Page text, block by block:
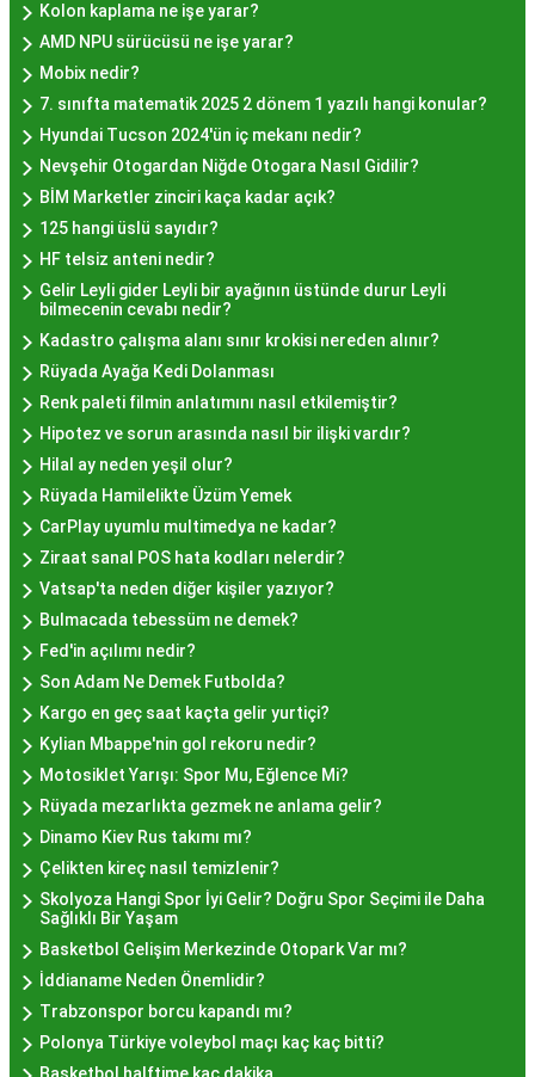
pastane, hayır lokması sunmaktadır. Geleneksel
tatları sevenler için Sultanahmet, Eminönü, ve
Eyüp gibi tarihi semtlerdeki lokantalarda Hayır
Lokması deneyimi daha da özel olabilir. Ayrıca,
Beyoğlu, Kadıköy, ve Beşiktaş gibi modern
semtlerde de bu lezzeti bulabilirsiniz.
Hayır Lokması Fiyatları
İstanbul'da Nasıl?
Hayır lokması fiyatları İstanbul genelinde
mekanlara ve sunulan hizmete göre değişiklik
gösterir. Genellikle porsiyon bazında satılan hayır
lokmalarının fiyatları uygun olup, lezzetin
kalitesiyle uyumlu bir deneyim sunar. İstanbul'da
farklı mekanlarda çeşitli fiyat seçeneklerini
değerlendirerek, bütçenize uygun bir hayır lokması
bulabilirsiniz.
Hayır Lokması İstanbul
Deneyiminde Nelere Dikkat
Edilmeli?
İstanbul'da hayır lokması deneyimini daha özel
kılmak için birkaç öneri:
Geleneksel Mekanları Tercih Edin:Tarihi
semtlerdeki geleneksel pastanelerde hayır
lokması deneyimi daha otantik olabilir.
Yerel Tavsiyelere Kulak Verin:İstanbul'da
yaşayanların önerilerini değerlendirerek en iyi
hayır lokması mekanlarını keşfedin.
Özel Günlerde Ziyaret Edin:
hayır organizasyonlarında, lezzet daha bir anlam
kazanır.
Kolon kaplama ne işe yarar?
AMD NPU sürücüsü ne işe yarar?
Mobix nedir?
7. sınıfta matematik 2025 2 dönem 1 yazılı hangi konular?
Hyundai Tucson 2024'ün iç mekanı nedir?
Nevşehir Otogardan Niğde Otogara Nasıl Gidilir?
BİM Marketler zinciri kaça kadar açık?
125 hangi üslü sayıdır?
HF telsiz anteni nedir?
Gelir Leyli gider Leyli bir ayağının üstünde durur Leyli
bilmecenin cevabı nedir?
Kadastro çalışma alanı sınır krokisi nereden alınır?
Rüyada Ayağa Kedi Dolanması
Renk paleti filmin anlatımını nasıl etkilemiştir?
Hipotez ve sorun arasında nasıl bir ilişki vardır?
Hilal ay neden yeşil olur?
Rüyada Hamilelikte Üzüm Yemek
CarPlay uyumlu multimedya ne kadar?
Ziraat sanal POS hata kodları nelerdir?
Vatsap'ta neden diğer kişiler yazıyor?
Bulmacada tebessüm ne demek?
Fed'in açılımı nedir?
Son Adam Ne Demek Futbolda?
Kargo en geç saat kaçta gelir yurtiçi?
Kylian Mbappe'nin gol rekoru nedir?
Motosiklet Yarışı: Spor Mu, Eğlence Mi?
Rüyada mezarlıkta gezmek ne anlama gelir?
Dinamo Kiev Rus takımı mı?
Çelikten kireç nasıl temizlenir?
Skolyoza Hangi Spor İyi Gelir? Doğru Spor Seçimi ile Daha
Sağlıklı Bir Yaşam
Basketbol Gelişim Merkezinde Otopark Var mı?
İddianame Neden Önemlidir?
Trabzonspor borcu kapandı mı?
Polonya Türkiye voleybol maçı kaç kaç bitti?